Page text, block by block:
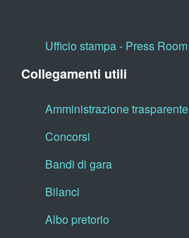
Ufficio stampa - Press Room
Collegamenti utili
Amministrazione trasparente
Concorsi
Bandi di gara
Bilanci
Albo pretorio